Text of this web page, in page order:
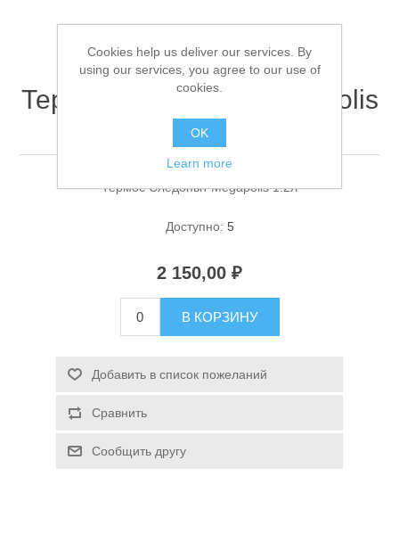
Аксессуары для лодок
Спасательные средства
Термос Следопыт Megapolis
1.2л
Термос Следопыт Megapolis 1.2л
Доступно: 5
2 150,00 ₽
В КОРЗИНУ
Добавить в список пожеланий
Сравнить
Сообщить другу
Cookies help us deliver our services. By
using our services, you agree to our use of
cookies.
OK
Learn more